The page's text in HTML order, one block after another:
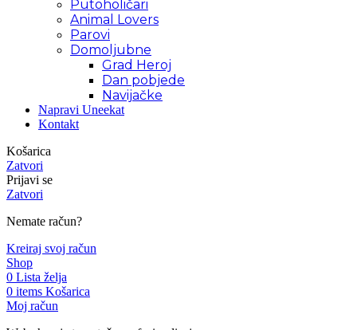
Putoholičari
Animal Lovers
Parovi
Domoljubne
Grad Heroj
Dan pobjede
Navijačke
Napravi Uneekat
Kontakt
Košarica
Zatvori
Prijavi se
Zatvori
Nemate račun?
Kreiraj svoj račun
Shop
0 Lista želja
0 items Košarica
Moj račun